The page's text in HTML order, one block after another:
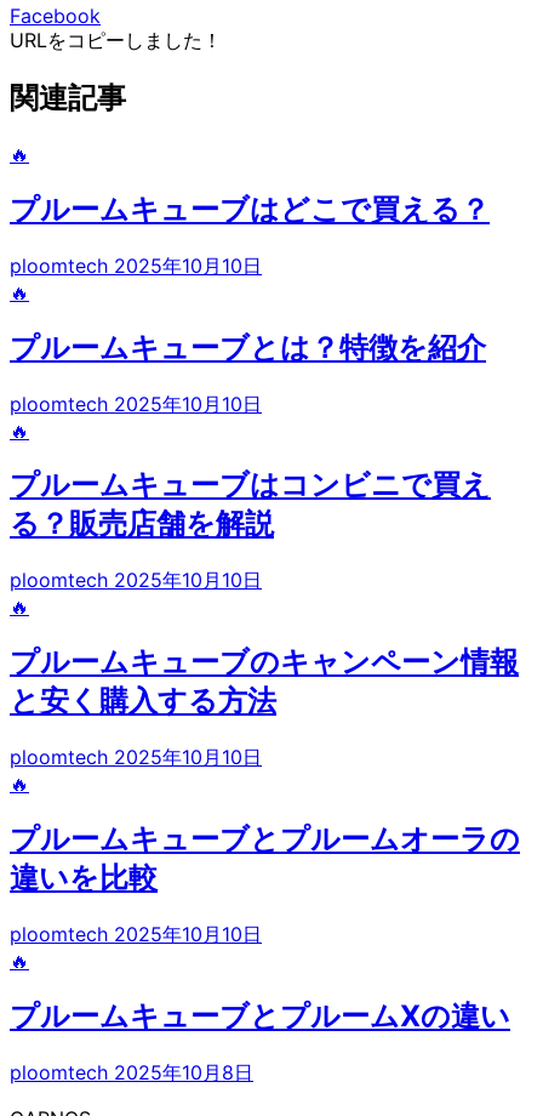
Facebook
URLをコピーしました！
関連記事
🔥
プルームキューブはどこで買える？
ploomtech 2025年10月10日
🔥
プルームキューブとは？特徴を紹介
ploomtech 2025年10月10日
🔥
プルームキューブはコンビニで買え
る？販売店舗を解説
ploomtech 2025年10月10日
🔥
プルームキューブのキャンペーン情報
と安く購入する方法
ploomtech 2025年10月10日
🔥
プルームキューブとプルームオーラの
違いを比較
ploomtech 2025年10月10日
🔥
プルームキューブとプルームXの違い
ploomtech 2025年10月8日